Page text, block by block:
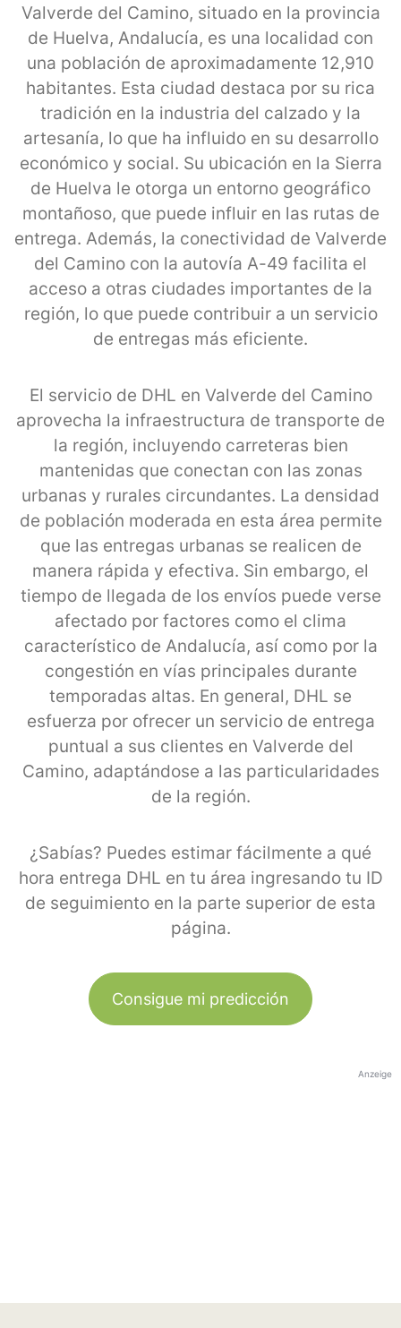
Valverde del Camino, situado en la provincia
de Huelva, Andalucía, es una localidad con
una población de aproximadamente 12,910
habitantes. Esta ciudad destaca por su rica
tradición en la industria del calzado y la
artesanía, lo que ha influido en su desarrollo
económico y social. Su ubicación en la Sierra
de Huelva le otorga un entorno geográfico
montañoso, que puede influir en las rutas de
entrega. Además, la conectividad de Valverde
del Camino con la autovía A-49 facilita el
acceso a otras ciudades importantes de la
región, lo que puede contribuir a un servicio
de entregas más eficiente.
El servicio de DHL en Valverde del Camino
aprovecha la infraestructura de transporte de
la región, incluyendo carreteras bien
mantenidas que conectan con las zonas
urbanas y rurales circundantes. La densidad
de población moderada en esta área permite
que las entregas urbanas se realicen de
manera rápida y efectiva. Sin embargo, el
tiempo de llegada de los envíos puede verse
afectado por factores como el clima
característico de Andalucía, así como por la
congestión en vías principales durante
temporadas altas. En general, DHL se
esfuerza por ofrecer un servicio de entrega
puntual a sus clientes en Valverde del
Camino, adaptándose a las particularidades
de la región.
¿Sabías? Puedes estimar fácilmente a qué
hora entrega DHL en tu área ingresando tu ID
de seguimiento en la parte superior de esta
página.
Consigue mi predicción
Anzeige